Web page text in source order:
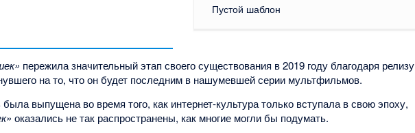
Пустой шаблон
пережила значительный этап своего существования в 2019 году благодаря релизу
на то, что он будет последним в нашумевшей серии мультфильмов.
выпущена во время того, как интернет-культура только вступала в свою эпоху,
оказались не так распространены, как многие могли бы подумать.